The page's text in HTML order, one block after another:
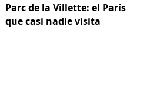
Parc de la Villette: el París
que casi nadie visita